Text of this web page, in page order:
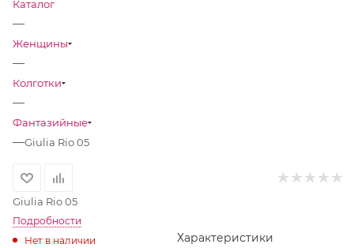
Каталог
—
Женщины
—
Колготки
—
Фантазийные
—Giulia Rio 05
Giulia Rio 05
Подробности
Нет в наличии
Характеристики